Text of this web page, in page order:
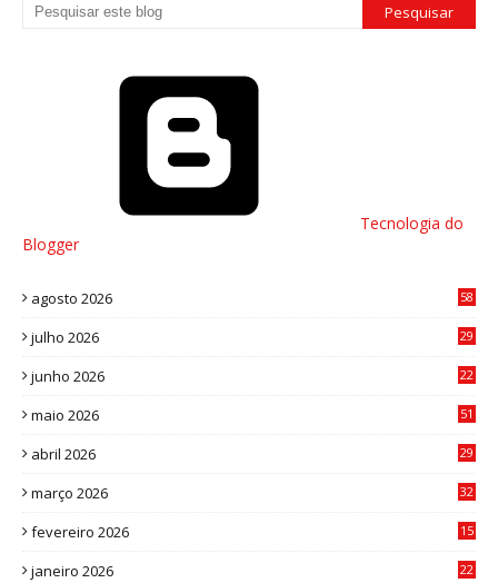
Tecnologia do
Blogger
agosto 2026 58
julho 2026
29
junho 2026
22
maio 2026
51
abril 2026
29
março 2026
32
fevereiro 2026
15
janeiro 2026
22